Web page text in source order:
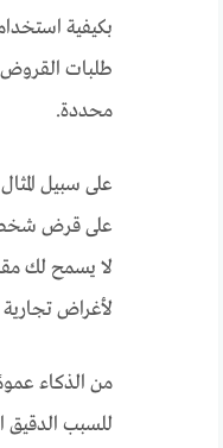
بكيفية
طلبات
محددة.
على سبيل
على قرض
لا يسمح لك
لأغراض تجارية
من الذكاء
للسبب الدقيق